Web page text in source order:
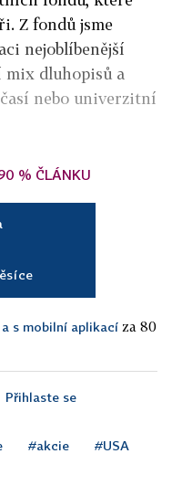
Z fondů jsme
nejoblíbenější
dluhopisů a
nebo univerzitní
% ČLÁNKU
s mobilní aplikací za 80
Přihlaste se
#akcie #USA